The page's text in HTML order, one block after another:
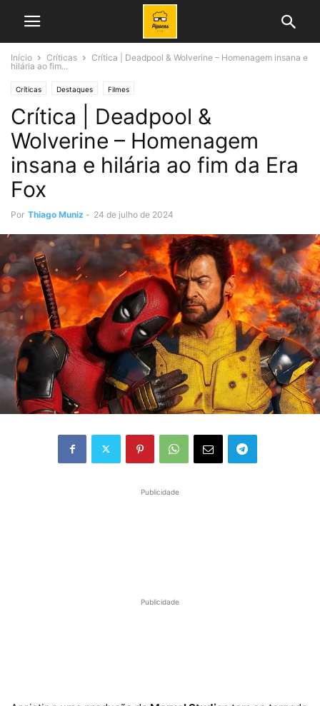
Início Críticas
Crítica | Deadpool & Wolverine – Homenagem insana e
hilária ao fim...
Críticas Destaques Filmes
Crítica | Deadpool &
Wolverine – Homenagem
insana e hilária ao fim da Era
Fox
Por Thiago Muniz - 24 de julho de 2024
Publicidade
Publicidade